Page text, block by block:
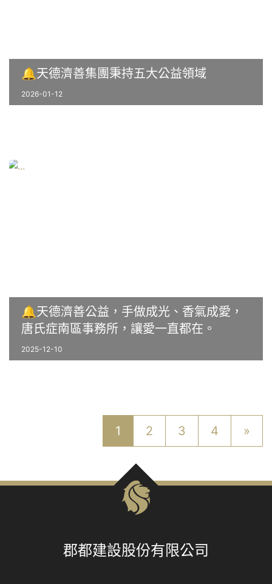
🔔天德濟善集團秉持五大公益領域
2026-01-12
🔔天德濟善公益，手做成光、香氣成愛，
唐氏症南區事務所，讓愛一直都在。
2025-12-10
1 2 3 4 »
郡都建設股份有限公司